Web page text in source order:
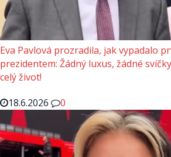
Eva Pavlová prozradila, jak vypadalo
prezidentem: Žádný luxus, žádné
celý život!
18.6.2026
0